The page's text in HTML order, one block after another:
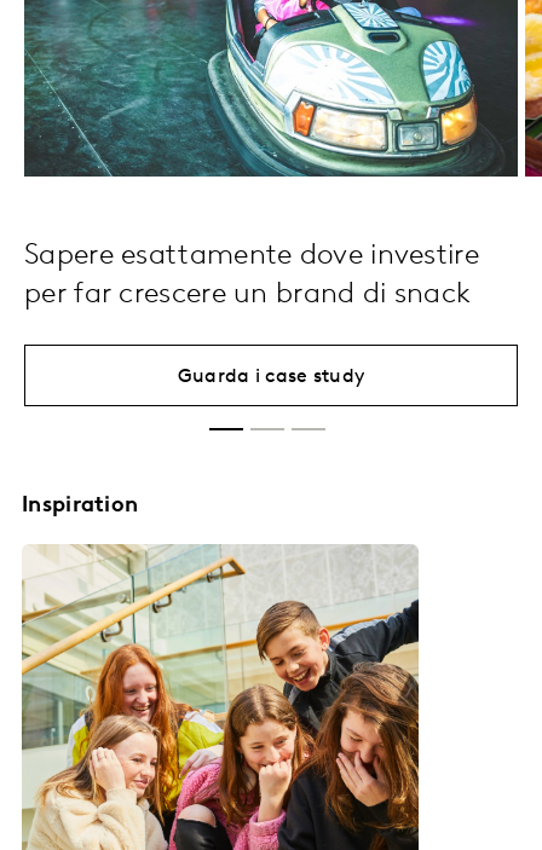
Sapere esattamente dove investire
per far crescere un brand di snack
Guarda i case study
Inspiration